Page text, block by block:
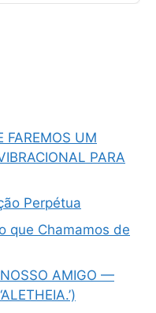
FAREMOS UM
PARA
Perpétua
que Chamamos de
NOSSO AMIGO —